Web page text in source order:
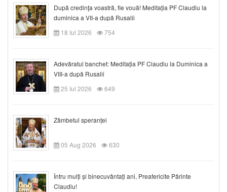
După credinţa voastră, fie vouă! Meditația PF Claudiu la
duminica a VII-a după Rusalii
18 Iul 2026
754
Adevăratul banchet: Meditația PF Claudiu la Duminica a
VIII-a după Rusalii
25 Iul 2026
649
Zâmbetul speranței
05 Aug 2026 630
Întru mulți și binecuvântați ani, Preafericite Părinte
Claudiu!